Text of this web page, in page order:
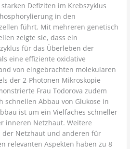
Defiziten im Krebszyklus
in den
führt. Mit mehreren genetisch
zeigte sie, dass ein
für das Überleben der
eine effiziente oxidative
von eingebrachten molekularen
der 2-Photonen Mikroskopie
Frau Todorova zudem
schnellen Abbau von Glukose in
ist um ein Vielfaches schneller
inneren Netzhaut. Weitere
der Netzhaut und anderen für
relevanten Aspekten haben zu 8